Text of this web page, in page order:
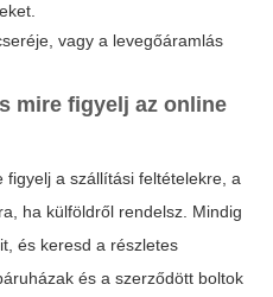
vagy a levegőáramlás
mire figyelj az online
figyelj a szállítási feltételekre, a
ha külföldről rendelsz. Mindig
és keresd a részletes
és a szerződött boltok